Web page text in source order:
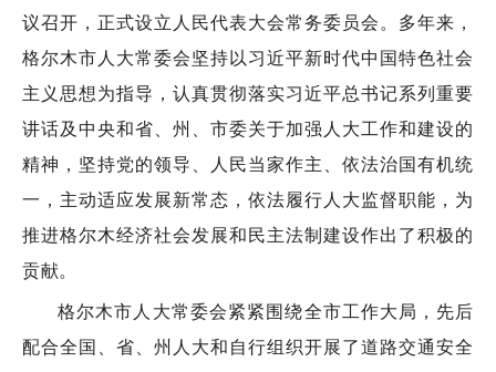
议召开，正式设立人民代表大会常务委员会。多年来，
格尔木市人大常委会坚持以习近平新时代中国特色社会
主义思想为指导，认真贯彻落实习近平总书记系列重要
讲话及中央和省、州、市委关于加强人大工作和建设的
精神，坚持党的领导、人民当家作主、依法治国有机统
一，主动适应发展新常态，依法履行人大监督职能，为
推进格尔木经济社会发展和民主法制建设作出了积极的
贡献。
格尔木市人大常委会紧紧围绕全市工作大局，先后
配合全国、省、州人大和自行组织开展了道路交通安全